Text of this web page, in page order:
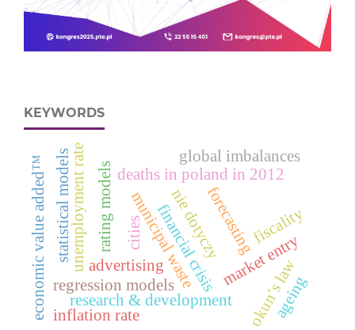
KEYWORDS
forecasting
municipal waste
regression models
cities
deaths in poland in 2012
market entry
research & development
advertising
global imbalances
financial crisis
unemployment rate
inflation rate okun’s law
nie dotyczy
economic value added™statistical models rating models
ageing
fiscality